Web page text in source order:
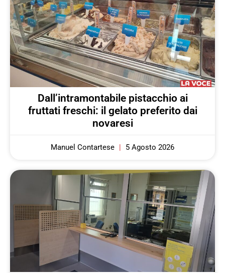
Dall’intramontabile pistacchio ai
fruttati freschi: il gelato preferito dai
novaresi
Manuel Contartese 5 Agosto 2026